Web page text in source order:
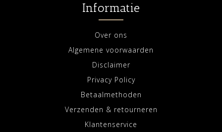
Informatie
Over ons
Algemene voorwaarden
Disclaimer
Privacy Policy
Betaalmethoden
Verzenden & retourneren
Klantenservice